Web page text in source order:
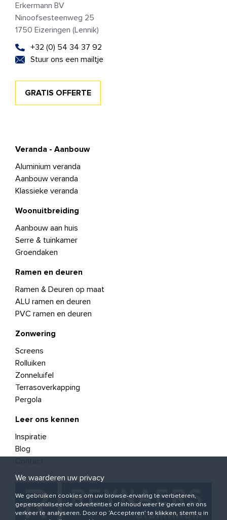
Erkermann BV
Ninoofsesteenweg 25
1750 Eizeringen (Lennik)
+32 (0) 54 34 37 92
Stuur ons een mailtje
GRATIS OFFERTE
Veranda - Aanbouw
Aluminium veranda
Aanbouw veranda
Klassieke veranda
Woonuitbreiding
Aanbouw aan huis
Serre & tuinkamer
Groendaken
Ramen en deuren
Ramen & Deuren op maat
ALU ramen en deuren
PVC ramen en deuren
Zonwering
Screens
Rolluiken
Zonneluifel
Terrasoverkapping
Pergola
Leer ons kennen
Inspiratie
Blog
We waarderen uw privacy
We gebruiken cookies om uw browse-ervaring te verbeteren,
gepersonaliseerde advertenties of inhoud weer te geven en ons
verkeer te analyseren. Door op ‘Accepteren’ te klikken, stemt u in